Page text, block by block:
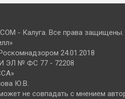
- Калуга. Все права защищены.
24.01.2018
ЭЛ № ФС 77 - 72208
Ю.В.
не совпадать с мнением